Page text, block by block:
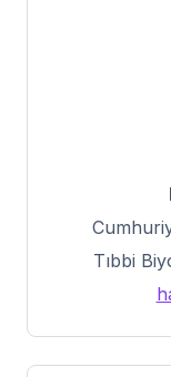
Tıbbi